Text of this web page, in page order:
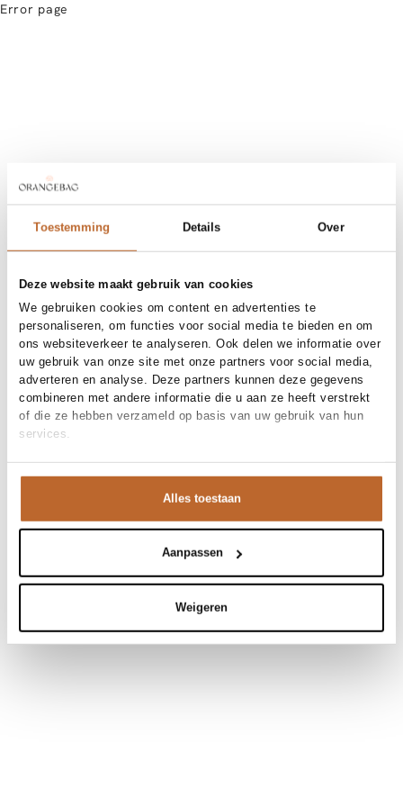
Toestemming Details Over
Deze website maakt gebruik van cookies
We gebruiken cookies om content en advertenties te
personaliseren, om functies voor social media te bieden en om
ons websiteverkeer te analyseren. Ook delen we informatie over
uw gebruik van onze site met onze partners voor social media,
adverteren en analyse. Deze partners kunnen deze gegevens
combineren met andere informatie die u aan ze heeft verstrekt
of die ze hebben verzameld op basis van uw gebruik van hun
services.
Alles toestaan
Aanpassen
Weigeren
Error page